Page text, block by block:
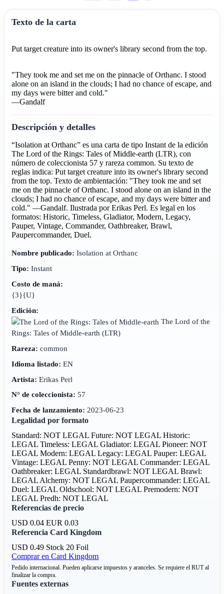
Texto de la carta
Put target creature into its owner's library second from the top.
"They took me and set me on the pinnacle of Orthanc. I stood
alone on an island in the clouds; I had no chance of escape, and
my days were bitter and cold."
—Gandalf
Descripción y detalles
“Isolation at Orthanc” es una carta de tipo Instant de la edición
The Lord of the Rings: Tales of Middle-earth (LTR), con
número de coleccionista 57 y rareza common. Su texto de
reglas indica: Put target creature into its owner's library second
from the top. Texto de ambientación: "They took me and set
me on the pinnacle of Orthanc. I stood alone on an island in the
clouds; I had no chance of escape, and my days were bitter and
cold." —Gandalf. Ilustrada por Erikas Perl. Es legal en los
formatos: Historic, Timeless, Gladiator, Modern, Legacy,
Pauper, Vintage, Commander, Oathbreaker, Brawl,
Paupercommander, Duel.
Nombre publicado: Isolation at Orthanc
Tipo: Instant
Costo de maná:
{3}{U}
Edición:
The Lord of the
Rings: Tales of Middle-earth(LTR)
Rareza: common
Idioma listado: EN
Artista: Erikas Perl
N° de coleccionista: 57
Fecha de lanzamiento: 2023-06-23
Legalidad por formato
Standard: NOT LEGALFuture: NOT LEGALHistoric:
LEGALTimeless: LEGALGladiator: LEGALPioneer: NOT
LEGALModern: LEGALLegacy: LEGALPauper: LEGAL
Vintage: LEGALPenny: NOT LEGALCommander: LEGAL
Oathbreaker: LEGAL Standardbrawl: NOT LEGALBrawl:
LEGAL Alchemy: NOT LEGALPaupercommander: LEGAL
Duel: LEGALOldschool: NOT LEGALPremodern: NOT
LEGALPredh: NOT LEGAL
Referencias de precio
USD 0.04EUR 0.03
Referencia Card Kingdom
USD 0.49 Stock 20Foil
Comprar en Card Kingdom
Pedido internacional. Pueden aplicarse impuestos y aranceles. Se requiere el RUT al
finalizar la compra.
Fuentes externas